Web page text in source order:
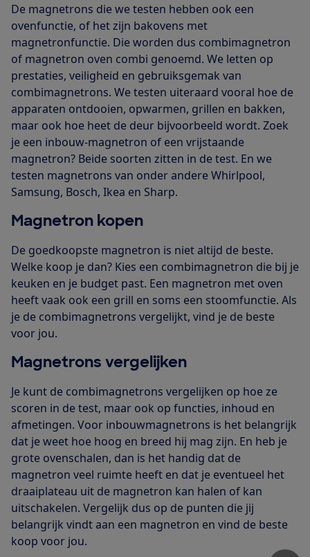
De magnetrons die we testen hebben ook een
ovenfunctie, of het zijn bakovens met
magnetronfunctie. Die worden dus combimagnetron
of magnetron oven combi genoemd. We letten op
prestaties, veiligheid en gebruiksgemak van
combimagnetrons. We testen uiteraard vooral hoe de
apparaten ontdooien, opwarmen, grillen en bakken,
maar ook hoe heet de deur bijvoorbeeld wordt. Zoek
je een inbouw-magnetron of een vrijstaande
magnetron? Beide soorten zitten in de test. En we
testen magnetrons van onder andere Whirlpool,
Samsung, Bosch, Ikea en Sharp.
Magnetron kopen
De goedkoopste magnetron is niet altijd de beste.
Welke koop je dan? Kies een combimagnetron die bij je
keuken en je budget past. Een magnetron met oven
heeft vaak ook een grill en soms een stoomfunctie. Als
je de combimagnetrons vergelijkt, vind je de beste
voor jou.
Magnetrons vergelijken
Je kunt de combimagnetrons vergelijken op hoe ze
scoren in de test, maar ook op functies, inhoud en
afmetingen. Voor inbouwmagnetrons is het belangrijk
dat je weet hoe hoog en breed hij mag zijn. En heb je
grote ovenschalen, dan is het handig dat de
magnetron veel ruimte heeft en dat je eventueel het
draaiplateau uit de magnetron kan halen of kan
uitschakelen. Vergelijk dus op de punten die jij
belangrijk vindt aan een magnetron en vind de beste
koop voor jou.